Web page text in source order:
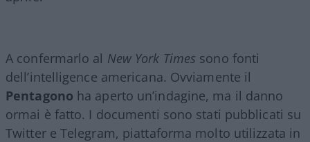
A confermarlo al New York Times sono fonti
dell’intelligence americana. Ovviamente il
Pentagono ha aperto un’indagine, ma il danno
ormai è fatto. I documenti sono stati pubblicati su
Twitter e Telegram, piattaforma molto utilizzata in